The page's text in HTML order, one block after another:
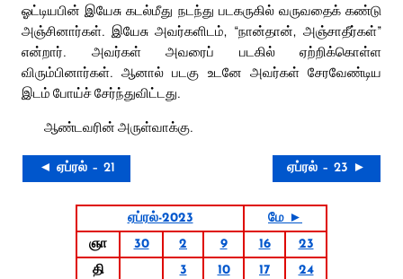
ஓட்டியபின் இயேசு கடல்மீது நடந்து படகருகில் வருவதைக் கண்டு
அஞ்சினார்கள். இயேசு அவர்களிடம், “நான்தான், அஞ்சாதீர்கள்”
என்றார். அவர்கள் அவரைப் படகில் ஏற்றிக்கொள்ள
விரும்பினார்கள். ஆனால் படகு உடனே அவர்கள் சேரவேண்டிய
இடம் போய்ச் சேர்ந்துவிட்டது.
ஆண்டவரின் அருள்வாக்கு.
◄ ஏப்ரல் – 21 ஏப்ரல் – 23 ►
ஏப்ரல்-2023
மே ►
ஞா
30 2 9 16
23
தி
3 10 17
24